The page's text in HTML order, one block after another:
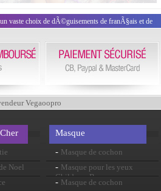
vaste choix de dÃ©guisements de franÃ§ais et de
Vegaoopro
Noel
Masque
- Masque de cochon
- Masque pour les yeux
Childrens Bunny
- Masque de cochon